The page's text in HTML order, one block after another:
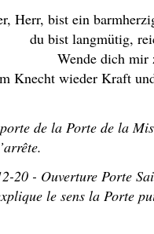
Herr, bist ein
du bist langmütig,
Wende dich mir
Knecht wieder Kraft
de la Porte de la
le sens la Porte